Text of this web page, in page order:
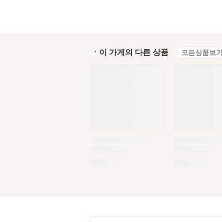
ㆍ이 가게의 다른 상품 모든상품보